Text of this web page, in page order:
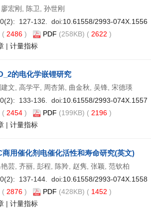
宏刚, 陈卫, 孙世刚
127-132. doi:10.61558/2993-074X.1556
( 2486 ) PDF (258KB) ( 2622 )
| 计量指标
的电化学嵌锂研究
文, 高学平, 周杏第, 曲金秋, 吴锋, 宋德瑛
133-136. doi:10.61558/2993-074X.1557
( 2454 ) PDF (199KB) ( 2196 )
| 计量指标
商用催化剂电催化活性和寿命研究(英文)
芸, 齐丽, 彭程, 陈羚, 赵隽, 张颖, 范钦柏
137-144. doi:10.61558/2993-074X.1558
( 2876 ) PDF (428KB) ( 1452 )
| 计量指标